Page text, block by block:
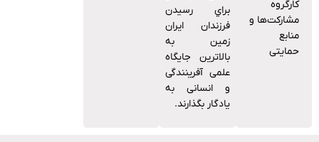
کارگروه
مشارکت‌ها و
منابع
حمایتی
ﺑﺮاي رﺳﯿﺪن
ﻓﺮزﻧﺪان اﯾﺮان
زﻣﯿﻦ ﺑﻪ
ﺑﺎﻻﺗﺮﯾﻦ ﺟﺎﯾﮕﺎه
ﻋﻠﻤﯽ آﻓﺮﯾﻨﻨﺪﮔﯽ
و اﻧﺴﺎﻧﯽ ﺑﻪ
ﯾﺎدﮔﺎر ﺑﮕﺬارﻧﺪ.